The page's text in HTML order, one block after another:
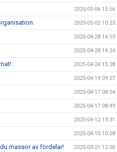
2025-05-06 15:56
2025-05-02 10:23
2025-04-28 14:59
2025-04-28 14:24
2025-04-24 15:28
2025-04-19 09:27
2025-04-17 08:54
2025-04-17 08:49
2025-04-12 13:31
2025-04-10 10:58
massor av fördelar! 2025-03-21 12:00